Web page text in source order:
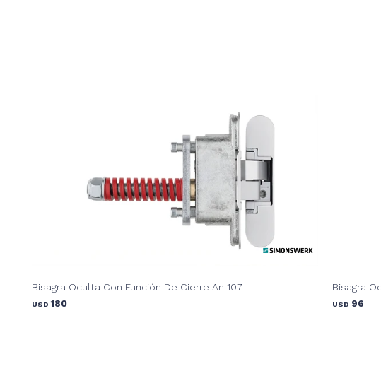
Bisagra Oculta Con Función De Cierre An 107
USD 180
Bisagra
USD 96